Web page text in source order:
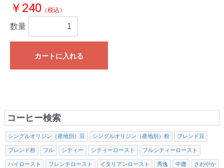
￥240 （税込）
数量
カートに入れる
コーヒー検索
シングルオリジン（産地別）豆 シングルオリジン（産地別）粉 ブレンド豆
ブレンド粉 フル シティー シティーロースト フルシティーロースト
ハイロースト フレンチロースト イタリアンロースト 秀逸 中庸 さわやか